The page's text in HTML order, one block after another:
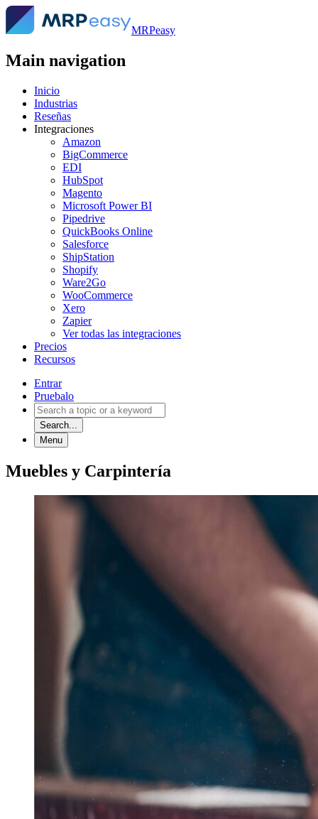
MRPeasy
Main navigation
Inicio
Industrias
Reseñas
Integraciones
Amazon
BigCommerce
EDI
HubSpot
Magento
Microsoft Power BI
Pipedrive
QuickBooks Online
Salesforce
ShipStation
Shopify
Ware2Go
WooCommerce
Xero
Zapier
Ver todas las integraciones
Precios
Recursos
Entrar
Pruebalo
Search...
Menu
Muebles y Carpintería